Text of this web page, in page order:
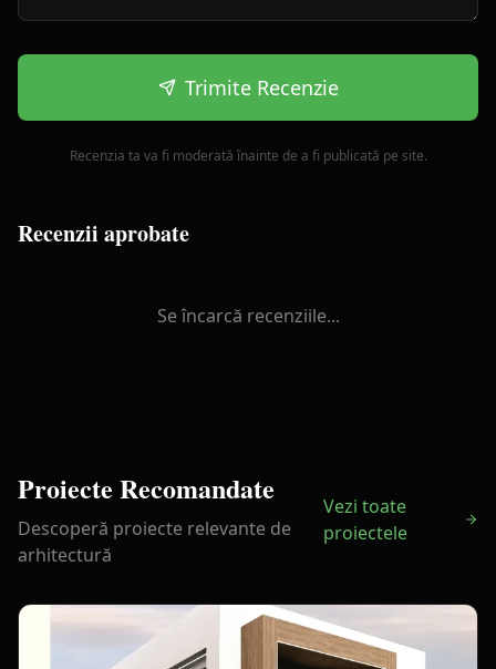
Trimite Recenzie
Recenzia ta va fi moderată înainte de a fi publicată pe site.
Recenzii aprobate
Se încarcă recenziile...
Proiecte Recomandate
Descoperă proiecte relevante de
arhitectură
Vezi toate
proiectele